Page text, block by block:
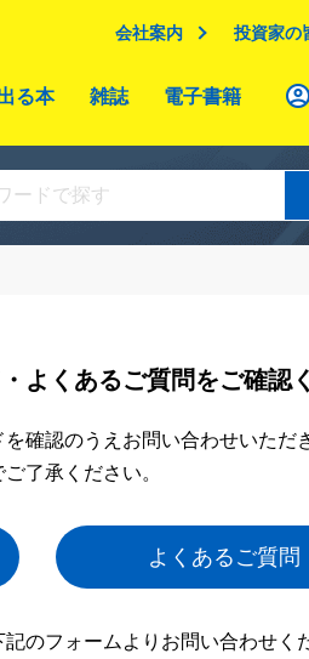
会社案内 投資家の
る本 雑誌 電子書籍
よくあるご質問をご確認
確認のうえお問い合わせいただ
了承ください。
よくあるご質問
のフォームよりお問い合わせく